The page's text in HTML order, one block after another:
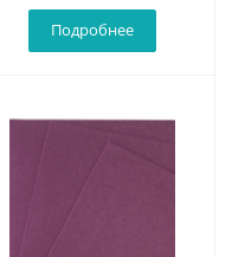
Подробнее